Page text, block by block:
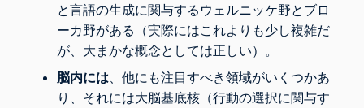
と言語の生成に関与するウェルニッケ野とブロ
ーカ野がある（実際にはこれよりも少し複雑だ
が、大まかな概念としては正しい）。
脳内には 、他にも注目すべき領域がいくつかあ
り、それには大脳基底核（行動の選択に関与す